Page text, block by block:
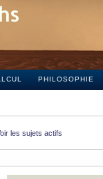
PHILOSOPHIE
les sujets actifs